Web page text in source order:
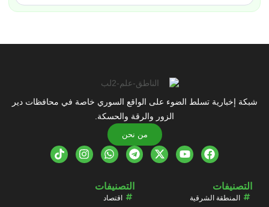
شبكة إخبارية تسلط الضوء على الواقع السوري خاصة في محافظات دير
الزور والرقة والحسكة.
من نحن
التصنيفات
المنطقة الشرقية
التصنيفات
اقتصاد